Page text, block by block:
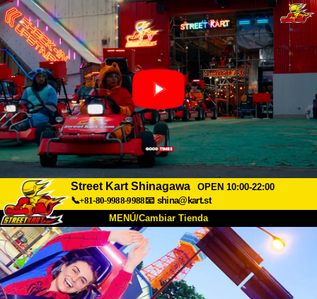
Street Kart Shinagawa
OPEN 10:00-22:00
📞+81-80-9988-9988📧 shina@kart.st
MENÚ/Cambiar Tienda
INICIO
Acerca de Especificaciones Precios
Acceso Testimonios Preguntas Frecuentes